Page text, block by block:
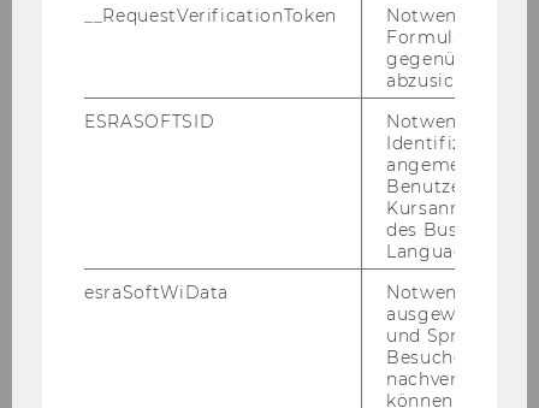
Die 32. Folge des Pod­casts "In bes­ter Ge­sell­
schaft – der Wis­sen­schafts­dia­log für die Vie­len"
mit INEQ Be­tei­li­gung wurde ver­öf­fent­licht.
__RequestVerificationToken
Notwendig, um
gegenüber
abzusichern.
ESRASOFTSID
Notwendig zur
Identifizierung
angemeldeten
Benutzers im
des Business
Language
esraSoftWiData
Notwendig um
ausgewählte
und
Besuchers
nachverfolgen
können.